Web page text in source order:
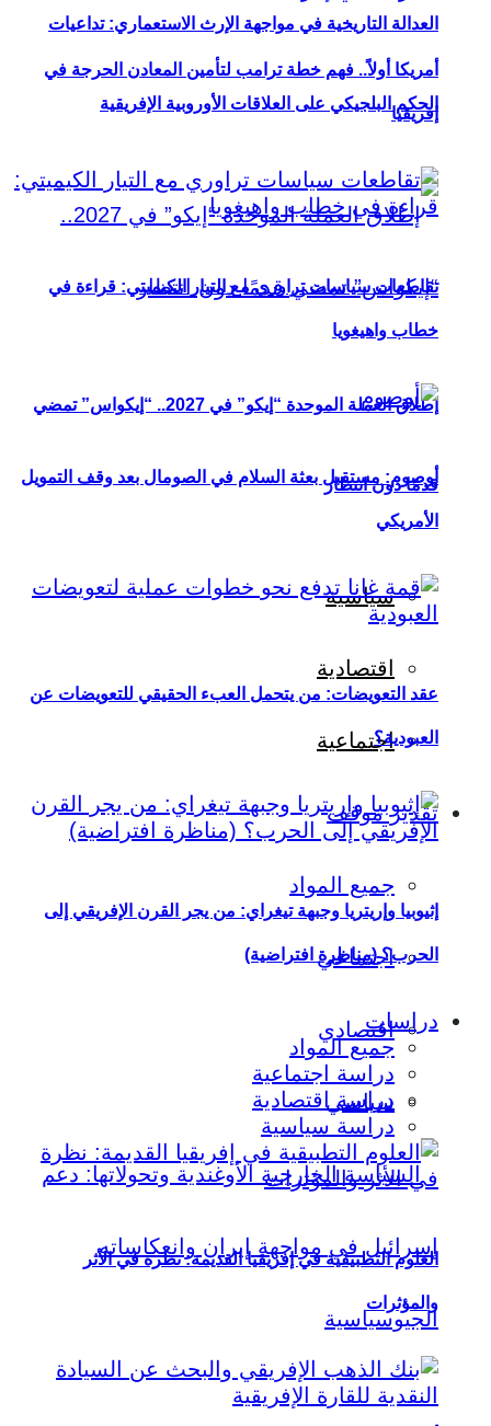
العدالة التاريخية في مواجهة الإرث الاستعماري: تداعيات
الحكم البلجيكي على العلاقات الأوروبية الإفريقية
إطلاق العملة الموحدة “إيكو” في 2027.. “إيكواس” تمضي
قدمًا دون انتظار
سياسية
اقتصادية
اجتماعية
تقدير موقف
جميع المواد
اجتماعي
اقتصادي
سياسي
أمريكا أولاً.. فهم خطة ترامب لتأمين المعادن الحرجة في
إفريقيا
تقاطعات سياسات تراوري مع التيار الكيميتي: قراءة في
خطاب واهيغويا
أوصوم: مستقبل بعثة السلام في الصومال بعد وقف التمويل
الأمريكي
عقد التعويضات: من يتحمل العبء الحقيقي للتعويضات عن
العبودية؟
إثيوبيا وإريتريا وجبهة تيغراي: من يجر القرن الإفريقي إلى
الحرب؟ (مناظرة افتراضية)
دراسات
جميع المواد
دراسة اجتماعية
دراسة اقتصادية
دراسة سياسية
العلوم التطبيقية في إفريقيا القديمة: نظرة في الأثر
والمؤثرات